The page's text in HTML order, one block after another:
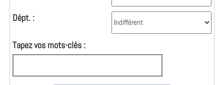
Dépt. :
Tapez vos mots-clés :